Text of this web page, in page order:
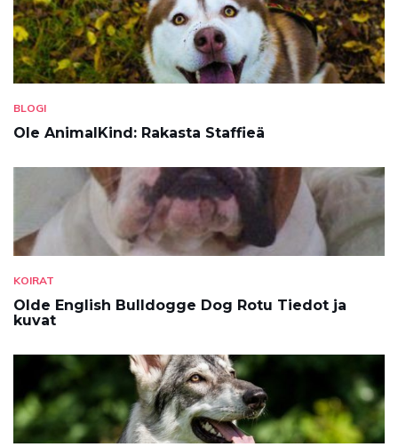
BLOGI
Ole AnimalKind: Rakasta Staffieä
KOIRAT
Olde English Bulldogge Dog Rotu Tiedot ja
kuvat